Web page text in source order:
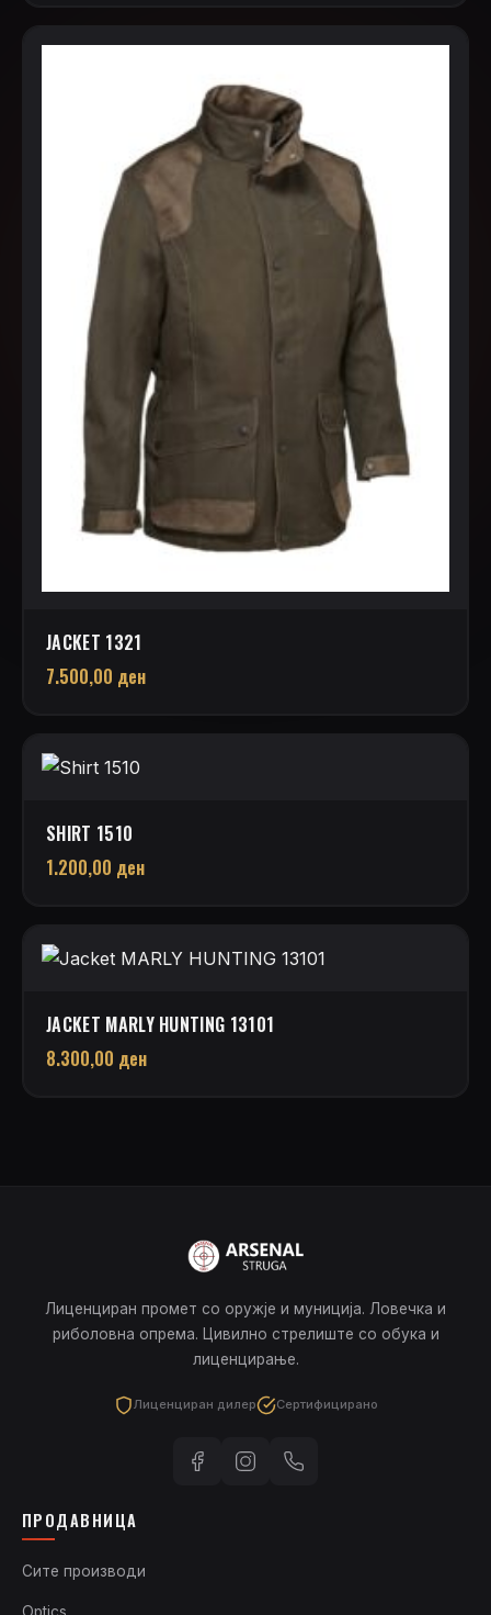
JACKET 1321
7.500,00 ден
SHIRT 1510
1.200,00 ден
JACKET MARLY HUNTING 13101
8.300,00 ден
Лиценциран промет со оружје и муниција. Ловечка и
риболовна опрема. Цивилно стрелиште со обука и
лиценцирање.
Лиценциран дилер Сертифицирано
ПРОДАВНИЦА
Сите производи